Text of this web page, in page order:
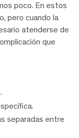
poco. En estos
pero cuando la
atenderse de
que
separadas entre